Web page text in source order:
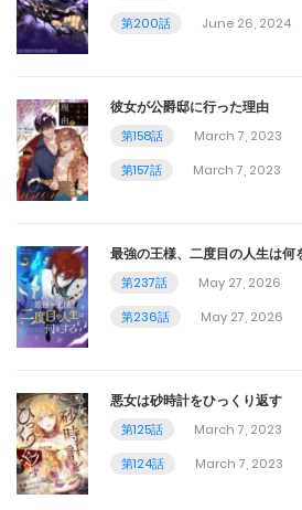
第118話
第117話
October 24, 2024
第116話
September 14, 2024
第115話
September 2, 2024
August 26, 2024
第113話
第200話
June 26, 2024
彼女が公爵邸に行った理由
第158話
March 7, 2023
第157話
March 7, 2023
最強の王様、二度目の人生は何
第237話
May 27, 2026
第236話
May 27, 2026
悪女は砂時計をひっくり返す
第125話
March 7, 2023
第124話
March 7, 2023